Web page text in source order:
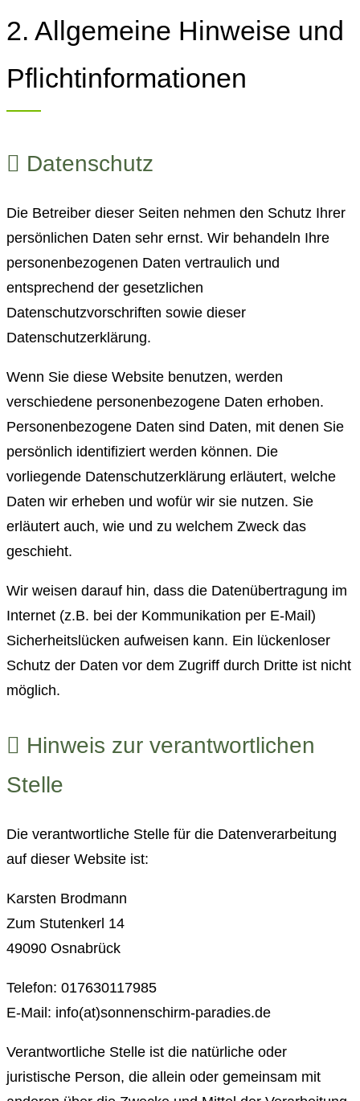
2. Allgemeine Hinweise und
Pflichtinformationen
Datenschutz
Die Betreiber dieser Seiten nehmen den Schutz Ihrer
persönlichen Daten sehr ernst. Wir behandeln Ihre
personenbezogenen Daten vertraulich und
entsprechend der gesetzlichen
Datenschutzvorschriften sowie dieser
Datenschutzerklärung.
Wenn Sie diese Website benutzen, werden
verschiedene personenbezogene Daten erhoben.
Personenbezogene Daten sind Daten, mit denen Sie
persönlich identifiziert werden können. Die
vorliegende Datenschutzerklärung erläutert, welche
Daten wir erheben und wofür wir sie nutzen. Sie
erläutert auch, wie und zu welchem Zweck das
geschieht.
Wir weisen darauf hin, dass die Datenübertragung im
Internet (z.B. bei der Kommunikation per E-Mail)
Sicherheitslücken aufweisen kann. Ein lückenloser
Schutz der Daten vor dem Zugriff durch Dritte ist nicht
möglich.
Hinweis zur verantwortlichen
Stelle
Die verantwortliche Stelle für die Datenverarbeitung
auf dieser Website ist:
Karsten Brodmann
Zum Stutenkerl 14
49090 Osnabrück
Telefon: 017630117985
E-Mail: info(at)sonnenschirm-paradies.de
Verantwortliche Stelle ist die natürliche oder
juristische Person, die allein oder gemeinsam mit